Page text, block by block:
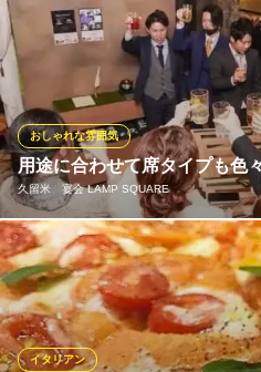
誕生日や記念日など大切な方の
イズをしたい‥！そんな声にお応
ズ(直径12cm)をご用意しておりま
たサプライズなど、スタッフがサ
ご相談ください。※4日前までにご
旨唐揚げと居酒メシ西鉄久留
久留米居酒屋宴会大人数
西鉄天神大牟田線西鉄久留米駅
福岡県久留米市東町33-5
用途に合わせて席タイプも色
久留米 宴会 LAMP SQUARE
おしゃれな雰囲気
バーカウンター前は、カウンター
ート用のベンチシートやボックス
げる。
久留米 宴会 LAMP SQUARE
イタリアン